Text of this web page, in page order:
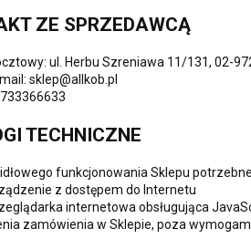
ZE SPRZEDAWCĄ
ul. Herbu Szreniawa 11/131, 02-
sklep@allkob.pl
TECHNICZNE
funkcjonowania Sklepu
z dostępem do Internetu
internetowa obsługująca
zamówienia w Sklepie, poza